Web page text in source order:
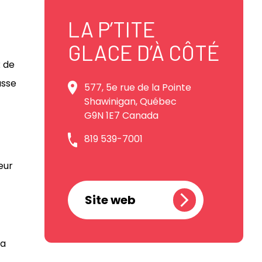
LA P’TITE
GLACE D’À CÔTÉ
577, 5e rue de la Pointe
Shawinigan, Québec
G9N 1E7 Canada
819 539-7001
Site web